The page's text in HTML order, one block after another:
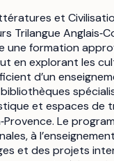
et
Trilangue
une formation
en explorant les
d’un
et espaces de
Le
à
et des projets